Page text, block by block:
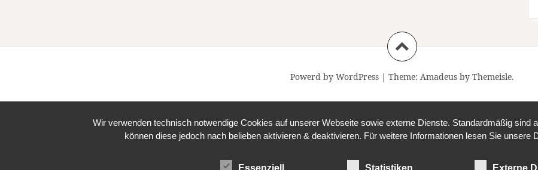
Powerd by WordPress | Theme: Amadeus by Themeisle.
Wir verwenden technisch notwendige Cookies auf unserer Webseite sowie externe Dienste. Standardmäßig sind
können diese jedoch nach belieben aktivieren & deaktivieren. Für weitere Informationen lesen Sie unsere